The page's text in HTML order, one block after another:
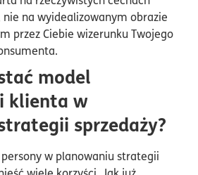
na wyidealizowanym obrazie
przez Ciebie wizerunku Twojego
model
klienta w
sprzedaży?
w planowaniu strategii